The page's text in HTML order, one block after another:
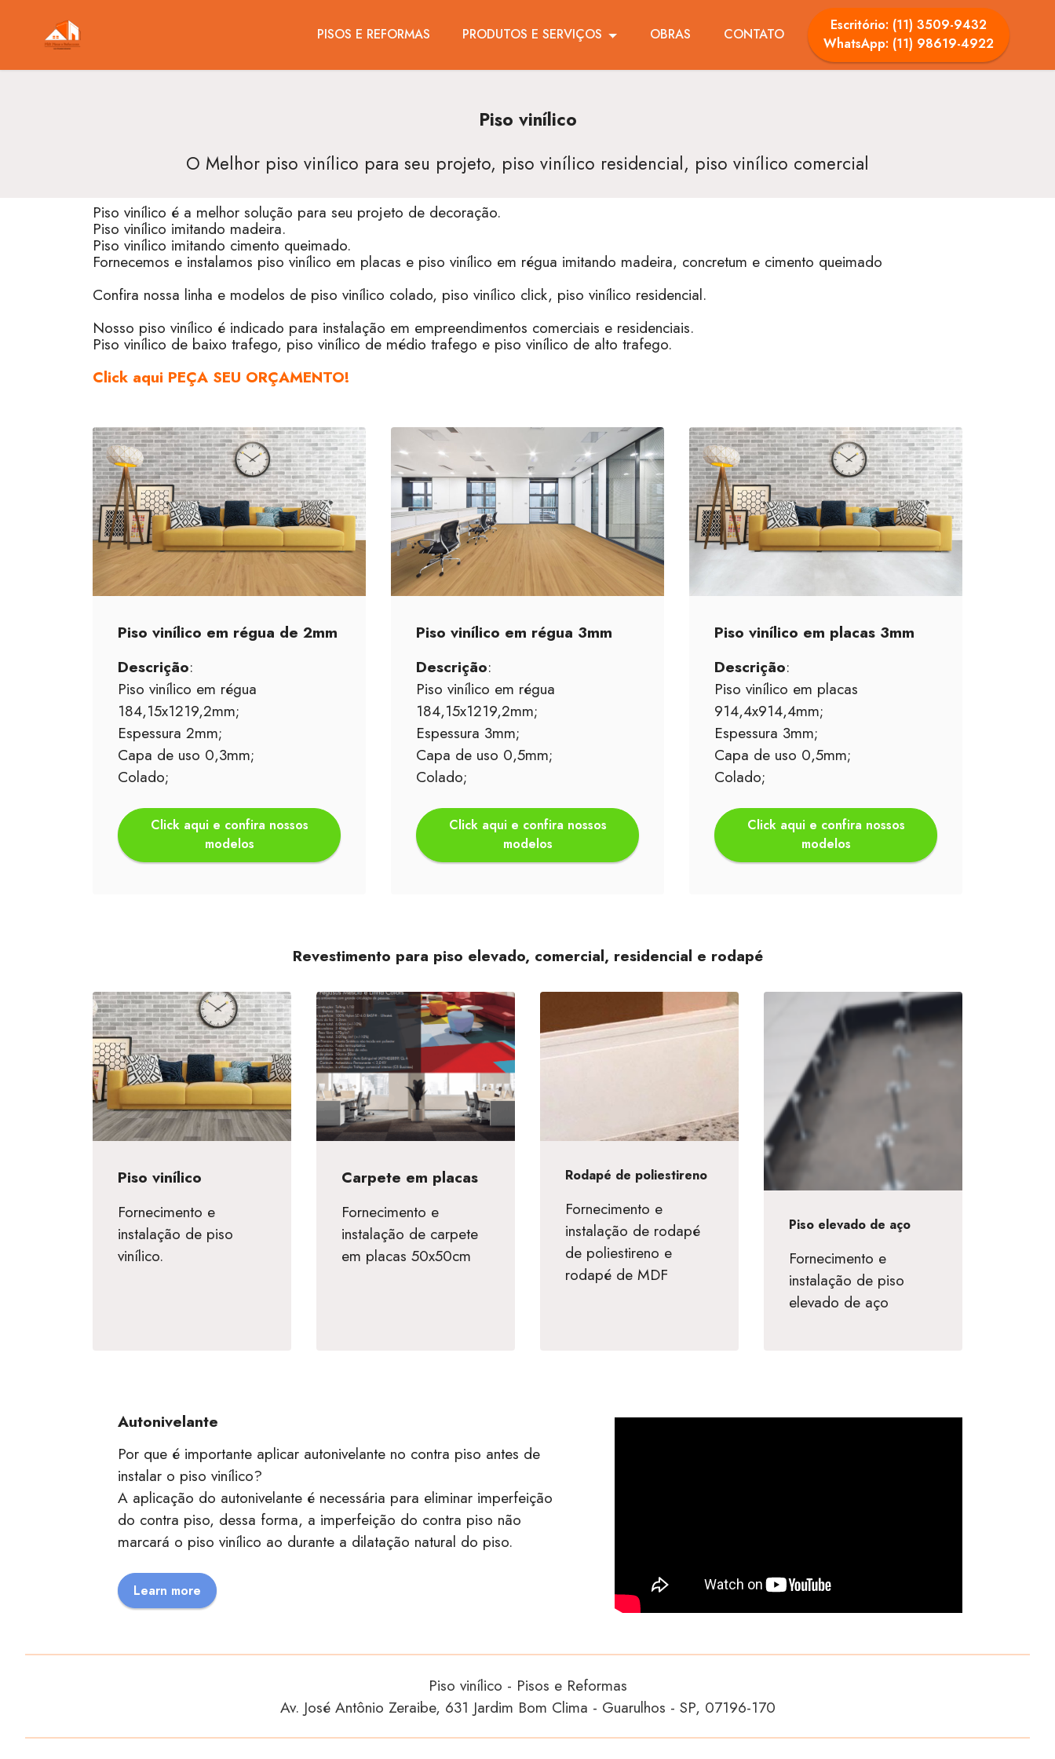
PISOS E REFORMAS PRODUTOS E SERVIÇOS OBRAS CONTATO
Escritório: (11) 3509-9432
WhatsApp: (11) 98619-4922
Piso vinílico
O Melhor piso vinílico para seu projeto, piso vinílico residencial, piso vinílico comercial
Piso vinílico é a melhor solução para seu projeto de decoração.
Piso vinílico imitando madeira.
Piso vinílico imitando cimento queimado.
Fornecemos e instalamos piso vinílico em placas e piso vinílico em régua imitando madeira, concretum e cimento queimado
Confira nossa linha e modelos de piso vinílico colado, piso vinílico click, piso vinílico residencial.
Nosso piso vinílico é indicado para instalação em empreendimentos comerciais e residenciais.
Piso vinílico de baixo trafego, piso vinílico de médio trafego e piso vinílico de alto trafego.
Click aqui PEÇA SEU ORÇAMENTO!
Piso vinílico em régua de 2mm
Descrição:
Piso vinílico em régua
184,15x1219,2mm;
Espessura 2mm;
Capa de uso 0,3mm;
Colado;
Click aqui e confira nossos
modelos
Piso vinílico em régua 3mm
Descrição:
Piso vinílico em régua
184,15x1219,2mm;
Espessura 3mm;
Capa de uso 0,5mm;
Colado;
Click aqui e confira nossos
modelos
Piso vinílico em placas 3mm
Descrição:
Piso vinílico em placas
914,4x914,4mm;
Espessura 3mm;
Capa de uso 0,5mm;
Colado;
Click aqui e confira nossos
modelos
Revestimento para piso elevado, comercial, residencial e rodapé
Piso vinílico
Fornecimento e
instalação de piso
vinílico.
Carpete em placas
Fornecimento e
instalação de carpete
em placas 50x50cm
Rodapé de poliestireno
Fornecimento e
instalação de rodapé
de poliestireno e
rodapé de MDF
Piso elevado de aço
Fornecimento e
instalação de piso
elevado de aço
Autonivelante
Por que é importante aplicar autonivelante no contra piso antes de
instalar o piso vinílico?
A aplicação do autonivelante é necessária para eliminar imperfeição
do contra piso, dessa forma, a imperfeição do contra piso não
marcará o piso vinílico ao durante a dilatação natural do piso.
Learn more
Piso vinílico - Pisos e Reformas
Av. José Antônio Zeraibe, 631 Jardim Bom Clima - Guarulhos - SP, 07196-170